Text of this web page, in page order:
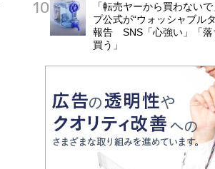
「転売ヤーから買わない
プ公式が“ウォッシャブル
報告 SNS「心強い」「落
買う」